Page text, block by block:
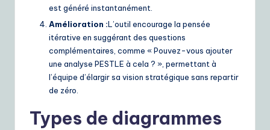
est généré instantanément.
Amélioration :L’outil encourage la pensée
itérative en suggérant des questions
complémentaires, comme « Pouvez-vous ajouter
une analyse PESTLE à cela ? », permettant à
l’équipe d’élargir sa vision stratégique sans repartir
de zéro.
Types de diagrammes